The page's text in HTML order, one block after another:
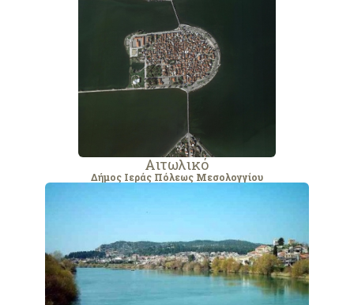
Αιτωλικό
Δήμος Ιεράς Πόλεως Μεσολογγίου